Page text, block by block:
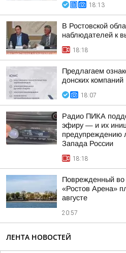
18:13
В Ростовской
наблюдателей к
18:18
Предлагаем
донских компаний
18:07
Радио ПИКА
эфиру — и их
предупреждению
Запада России
18:18
Поврежденный во
«Ростов Арена»
августе
20:57
ЛЕНТА НОВОСТЕЙ